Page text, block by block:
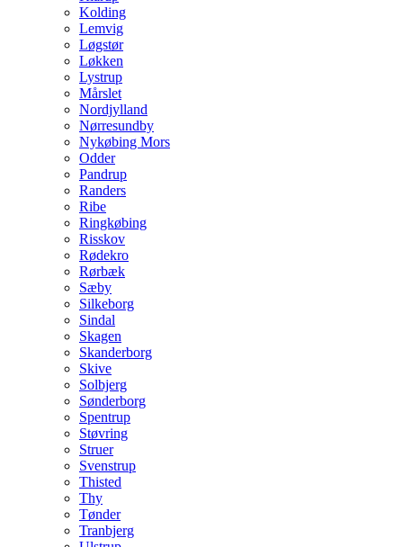
Kolding
Lemvig
Løgstør
Løkken
Lystrup
Mårslet
Nordjylland
Nørresundby
Nykøbing Mors
Odder
Pandrup
Randers
Ribe
Ringkøbing
Risskov
Rødekro
Rørbæk
Sæby
Silkeborg
Sindal
Skagen
Skanderborg
Skive
Solbjerg
Sønderborg
Spentrup
Støvring
Struer
Svenstrup
Thisted
Thy
Tønder
Tranbjerg